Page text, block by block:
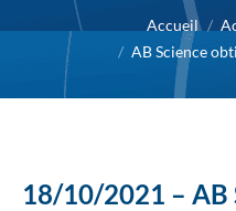
Vous êtes ici : Accueil
AB Science
18/10/2021 – AB